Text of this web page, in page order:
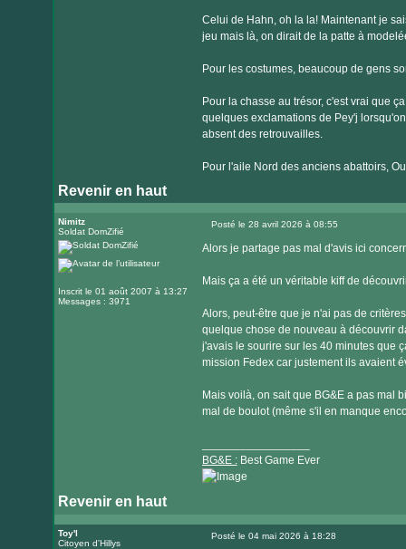
Celui de Hahn, oh la la! Maintenant je
jeu mais là, on dirait de la patte à
Pour les costumes, beaucoup de gens
Pour la chasse au trésor, c'est vrai que
quelques exclamations de Pey'j
absent des retrouvailles.
Pour l'aile Nord des anciens abattoirs,
Revenir en haut
Nimitz
Soldat DomZifié
Inscrit le 01 août 2007 à 13:27
Messages : 3971
Posté le 28 avril 2026 à 08:55
Alors je partage pas mal d'avis ici
Mais ça a été un véritable kiff de
Alors, peut-être que je n'ai pas de
quelque chose de nouveau à découvrir
j'avais le sourire sur les 40 minutes que
mission Fedex car justement ils avaient
Mais voilà, on sait que BG&E a pas mal
mal de boulot (même s'il en manque
BG&E :Best Game Ever
Revenir en haut
le
Toy'l
Citoyen d'Hillys
Posté le 04 mai 2026 à 18:28